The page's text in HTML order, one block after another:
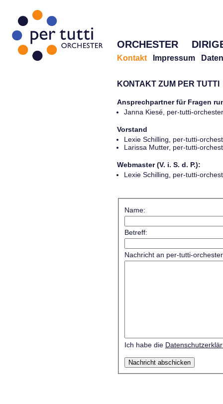
ORCHESTER
Kontakt Impressum
KONTAKT ZUM PER TUTTI
Ansprechpartner für Fragen
Janna Kiesé, per-tutti-
Vorstand
Lexie Schilling, per-tutti-
Larissa Mutter, per-tutti-
Webmaster (V. i. S. d. P.):
Lexie Schilling, per-tutti-
Name:
Betreff:
Nachricht an per-tutti-
Ich habe die